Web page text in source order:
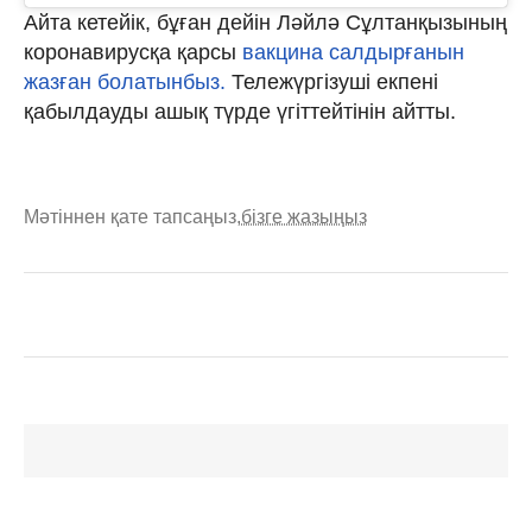
Айта кетейік, бұған дейін Ләйлә Сұлтанқызының
коронавирусқа қарсы вакцина салдырғанын
жазған болатынбыз. Тележүргізуші екпені
қабылдауды ашық түрде үгіттейтінін айтты.
Мәтіннен қате тапсаңыз,бізге жазыңыз